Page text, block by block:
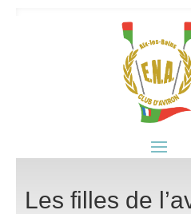
Les filles de